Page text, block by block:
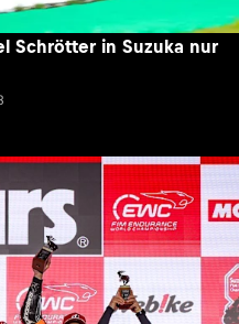
Schrötter in Suzuka nur